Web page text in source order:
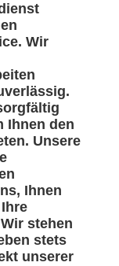
Wir
Ihnen den
Unsere
Ihnen
stehen
stets
unserer